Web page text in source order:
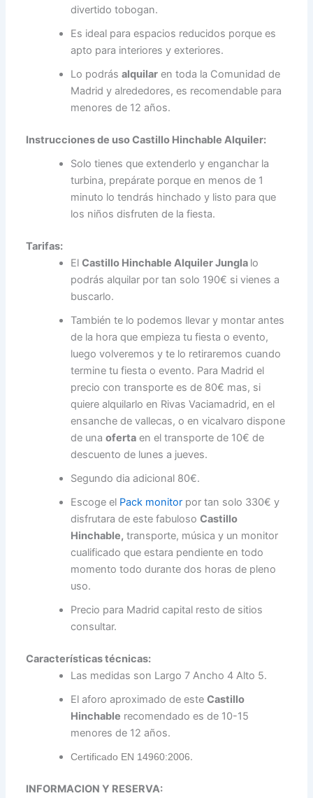
divertido tobogan.
Es ideal para espacios reducidos porque es
apto para interiores y exteriores.
Lo podrásalquilar en toda la Comunidad de
Madrid y alrededores, es recomendable para
menores de 12 años.
Instrucciones de uso Castillo Hinchable Alquiler:
Solo tienes que extenderlo y enganchar la
turbina, prepárate porque en menos de 1
minuto lo tendrás hinchado y listo para que
los niños disfruten de la fiesta.
Tarifas:
ElCastillo Hinchable Alquiler Jungla lo
podrás alquilar por tan solo 190€ si vienes a
buscarlo.
También te lo podemos llevar y montar antes
de la hora que empieza tu fiesta o evento,
luego volveremos y te lo retiraremos cuando
termine tu fiesta o evento. Para Madrid el
precio con transporte es de 80€ mas, si
quiere alquilarlo en Rivas Vaciamadrid, en el
ensanche de vallecas, o en vicalvaro dispone
de unaoferta en el transporte de 10€ de
descuento de lunes a jueves.
Segundo dia adicional 80€.
Escoge el Pack monitor por tan solo 330€ y
disfrutara de este fabulosoCastillo
Hinchable, transporte, música y un monitor
cualificado que estara pendiente en todo
momento todo durante dos horas de pleno
uso.
Precio para Madrid capital resto de sitios
consultar.
Características técnicas:
Las medidas son Largo 7 Ancho 4 Alto 5.
El aforo aproximado de esteCastillo
Hinchable recomendado es de 10-15
menores de 12 años.
Certificado EN 14960:2006.
INFORMACION Y RESERVA: